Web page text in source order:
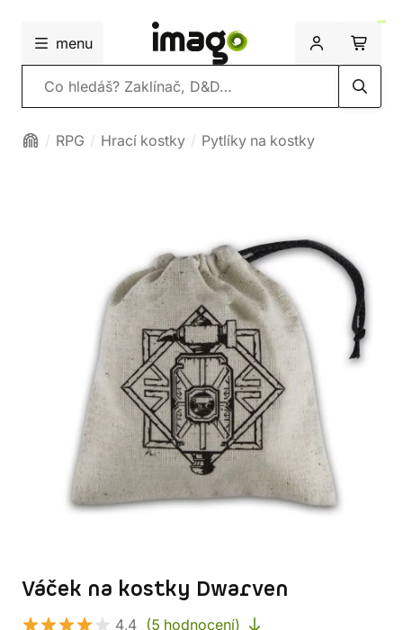
menu
Vyhledávání
RPG Hrací kostky Pytlíky na kostky
Váček na kostky Dwarven
4,4 (5 hodnocení)